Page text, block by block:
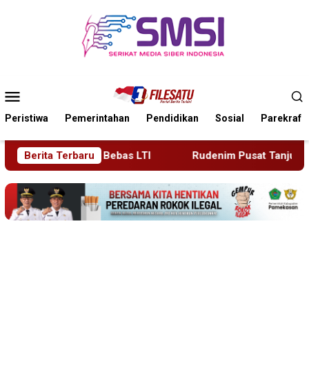
Mobile
Peristiwa Pemerintahan Pendidikan Sosial Parekraf
Berita Terbaru
LTI Rudenim Pusat Tanjung Pinang Deportasi 25